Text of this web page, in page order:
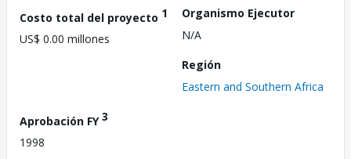
Costo total del proyecto 1
US$ 0.00 millones
Organismo Ejecutor
N/A
Región
Eastern and Southern Africa
Aprobación FY3
1998